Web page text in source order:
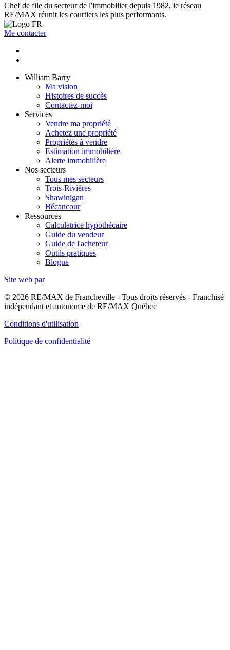
Chef de file du secteur de l'immobilier depuis 1982, le réseau
RE/MAX réunit les courtiers les plus performants.
Me contacter
William Barry
Ma vision
Histoires de succès
Contactez-moi
Services
Vendre ma propriété
Achetez une propriété
Propriétés à vendre
Estimation immobilière
Alerte immobilière
Nos secteurs
Tous mes secteurs
Trois-Rivières
Shawinigan
Bécancour
Ressources
Calculatrice hypothécaire
Guide du vendeur
Guide de l'acheteur
Outils pratiques
Blogue
Site web par
© 2026 RE/MAX de Francheville - Tous droits réservés - Franchisé
indépendant et autonome de RE/MAX Québec
Conditions d'utilisation
Politique de confidentialité